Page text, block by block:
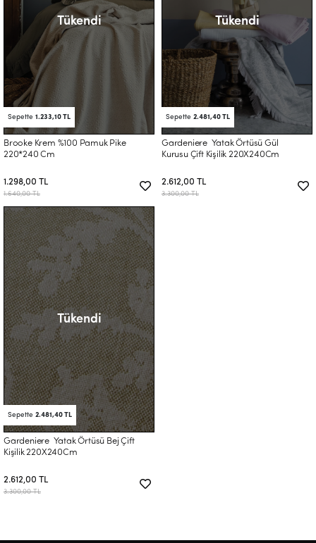
Sepette 1.233,10 TL
Tükendi
Brooke Krem %100 Pamuk Pike
220*240 Cm
1.298,00 TL
1.640,00 TL
Sepette 2.481,40 TL
Tükendi
Gardeniere Yatak Örtüsü Gül
Kurusu Çift Kişilik 220X240Cm
2.612,00 TL
3.300,00 TL
Sepette 2.481,40 TL
Tükendi
Gardeniere Yatak Örtüsü Bej Çift
Kişilik 220X240Cm
2.612,00 TL
3.300,00 TL